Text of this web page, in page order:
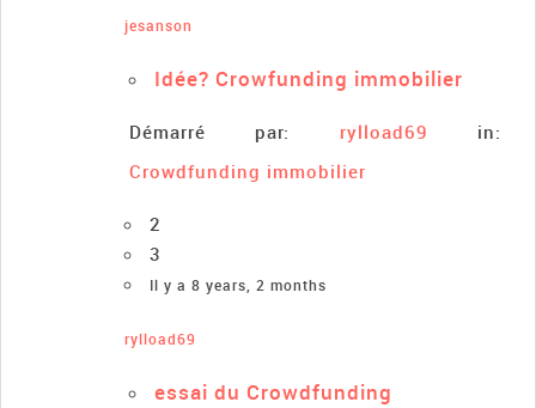
jesanson
Idée? Crowfunding immobilier
Démarré par: rylload69
in:
Crowdfunding immobilier
2
3
Il y a 8 years, 2 months
rylload69
essai du Crowdfunding